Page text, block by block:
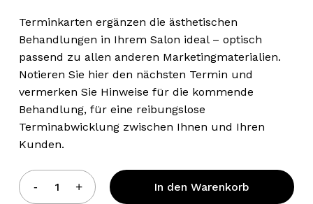
Terminkarten ergänzen die ästhetischen
Behandlungen in Ihrem Salon ideal – optisch
passend zu allen anderen Marketingmaterialien.
Notieren Sie hier den nächsten Termin und
vermerken Sie Hinweise für die kommende
Behandlung, für eine reibungslose
Terminabwicklung zwischen Ihnen und Ihren
Kunden.
In den Warenkorb
Alternative: